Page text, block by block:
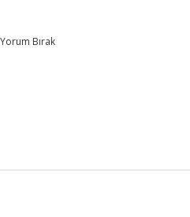
Yorum Bırak